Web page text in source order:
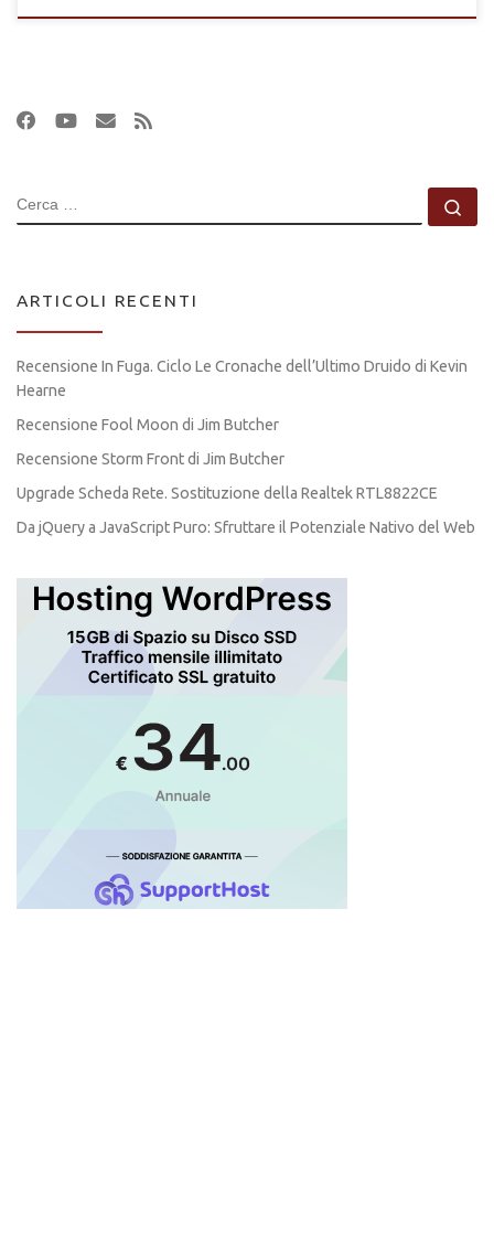
CERCA
ARTICOLI RECENTI
Recensione In Fuga. Ciclo Le Cronache dell’Ultimo Druido di Kevin
Hearne
Recensione Fool Moon di Jim Butcher
Recensione Storm Front di Jim Butcher
Upgrade Scheda Rete. Sostituzione della Realtek RTL8822CE
Da jQuery a JavaScript Puro: Sfruttare il Potenziale Nativo del Web